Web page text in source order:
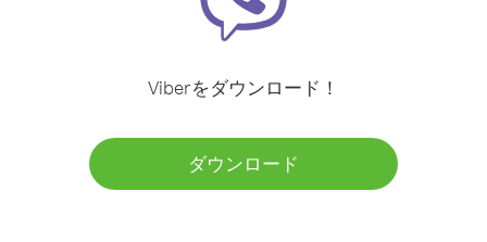
Viberをダウンロード！
ダウンロード